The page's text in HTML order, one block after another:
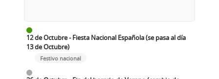
12 de Octubre - Fiesta Nacional Española (se pasa al día
13 de Octubre)
Festivo nacional